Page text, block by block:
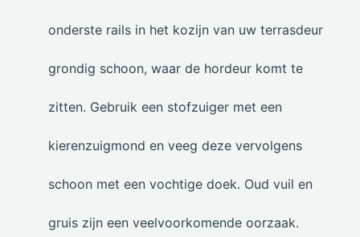
onderste rails in het kozijn van uw terrasdeur
grondig schoon, waar de hordeur komt te
zitten. Gebruik een stofzuiger met een
kierenzuigmond en veeg deze vervolgens
schoon met een vochtige doek. Oud vuil en
gruis zijn een veelvoorkomende oorzaak.